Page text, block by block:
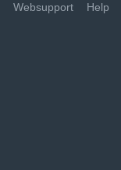
Websupport Help